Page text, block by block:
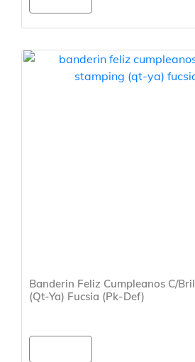
Banderin Feliz Cumpleanos C/
(Qt-Ya) Fucsia (Pk-Def)